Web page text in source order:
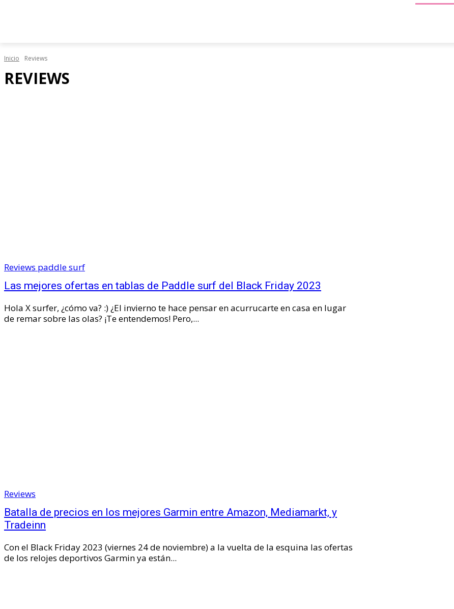
Inicio Reviews
REVIEWS
Reviews paddle surf
Las mejores ofertas en tablas de Paddle surf del Black Friday 2023
Hola X surfer, ¿cómo va? ‍️‍:) ¿El invierno te hace pensar en acurrucarte en casa en lugar
de remar sobre las olas? ¡Te entendemos! Pero,...
Reviews
Batalla de precios en los mejores Garmin entre Amazon, Mediamarkt, y
Tradeinn
Con el Black Friday 2023 (viernes 24 de noviembre) a la vuelta de la esquina las ofertas
de los relojes deportivos Garmin ya están...